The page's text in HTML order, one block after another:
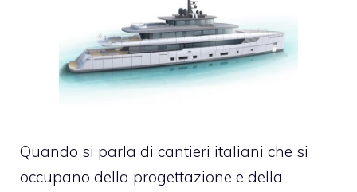
Quando si parla di cantieri italiani che si
occupano della progettazione e della